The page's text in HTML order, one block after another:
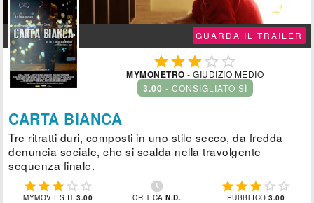
GUARDA IL TRAILER
  
MYMONETRO - GIUDIZIO MEDIO
3.00 - CONSIGLIATO SÌ
CARTA BIANCA
Tre ritratti duri, composti in uno stile secco, da fredda
denuncia sociale, che si scalda nella travolgente
sequenza finale.
    
MYMOVIES.IT3.00

CRITICAN.D.
    
PUBBLICO3.00